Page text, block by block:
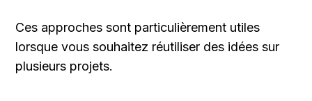
Ces approches sont particulièrement utiles
lorsque vous souhaitez réutiliser des idées sur
plusieurs projets.